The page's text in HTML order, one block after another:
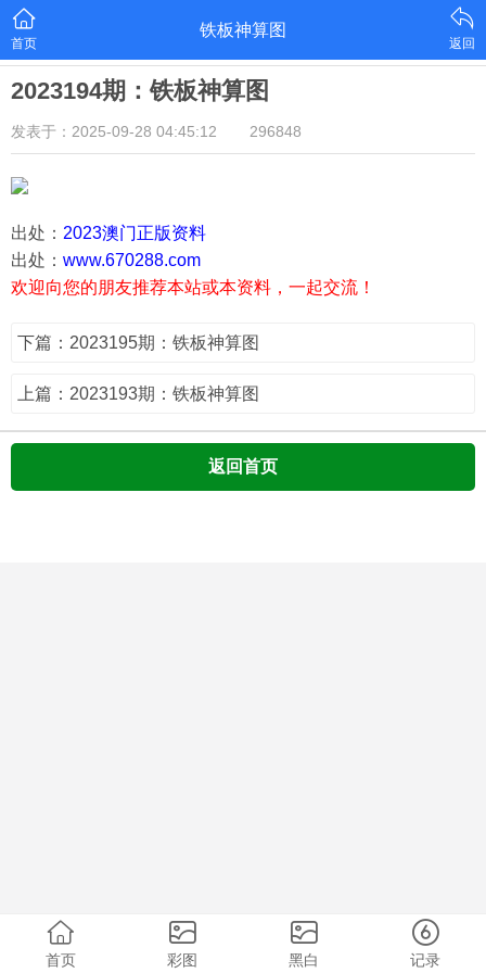
首页
铁板神算图
返回
2023194期：铁板神算图
发表于：2025-09-28 04:45:12 296848
出处： 2023澳门正版资料
出处： www.670288.com
欢迎向您的朋友推荐本站或本资料，一起交流！
下篇：2023195期：铁板神算图
上篇：2023193期：铁板神算图
返回首页
首页 彩图 黑白 记录